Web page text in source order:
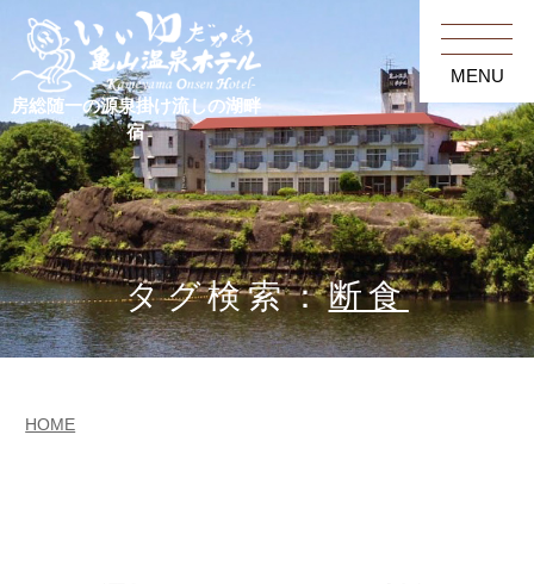
房総随一の源泉掛け流しの湖畔
宿
MENU
タグ検索：断食
HOME